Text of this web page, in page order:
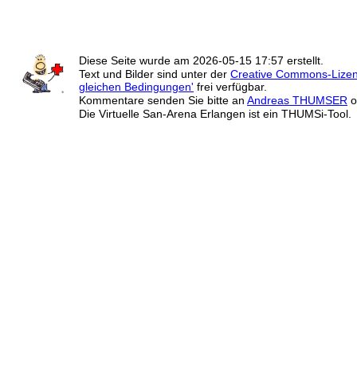
Diese Seite wurde am 2026-05-15 17:57 erstellt.
Text und Bilder sind unter der Creative Commons-
gleichen Bedingungen' frei verfügbar.
Kommentare senden Sie bitte an Andreas THUMSER
Die Virtuelle San-Arena Erlangen ist ein THUMSi-Tool.